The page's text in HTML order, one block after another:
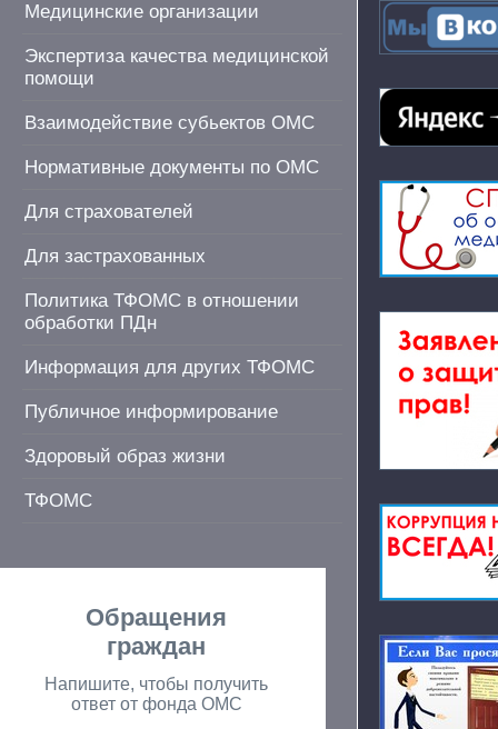
Медицинские организации
Экспертиза качества медицинской
помощи
Взаимодействие субьектов ОМС
Нормативные документы по ОМС
Для страхователей
Для застрахованных
Политика ТФОМС в отношении
обработки ПДн
Информация для других ТФОМС
Публичное информирование
Здоровый образ жизни
ТФОМС
Обращения
граждан
Напишите, чтобы получить
ответ от фонда ОМС